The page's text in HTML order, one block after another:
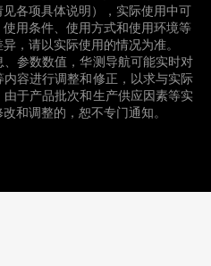
各项具体说明），实际使用中可
用条件、使用方式和使用环境等
，请以实际使用的情况为准。
参数数值，华测导航可能实时对
容进行调整和修正，以求与实际
于产品批次和生产供应因素等实
和调整的，恕不专门通知。